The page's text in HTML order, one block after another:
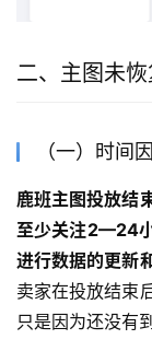
二、主图未
（一）时间
鹿班主图投放结
至少关注2—24
进行数据的更新
卖家在投放结束
只是因为还没有